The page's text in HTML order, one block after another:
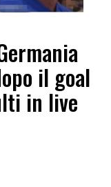
il goal
in live